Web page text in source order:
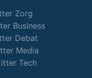
Zorg
Business
Debat
Media
Tech